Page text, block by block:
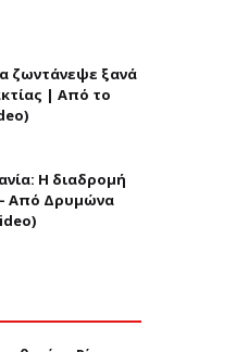
ζωντάνεψε ξανά
| Από το
Η διαδρομή
– Από Δρυμώνα